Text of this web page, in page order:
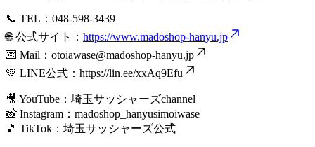
📞 TEL：048-598-3439
🌐 公式サイト： https://www.madoshop-hanyu.jp
💌 Mail： otoiawase@madoshop-hanyu.jp
💚 LINE公式： https://lin.ee/xxAq9Efu
🎥 YouTube：埼玉サッシャーズchannel
📸 Instagram：madoshop_hanyusimoiwase
🎵 TikTok：埼玉サッシャーズ公式